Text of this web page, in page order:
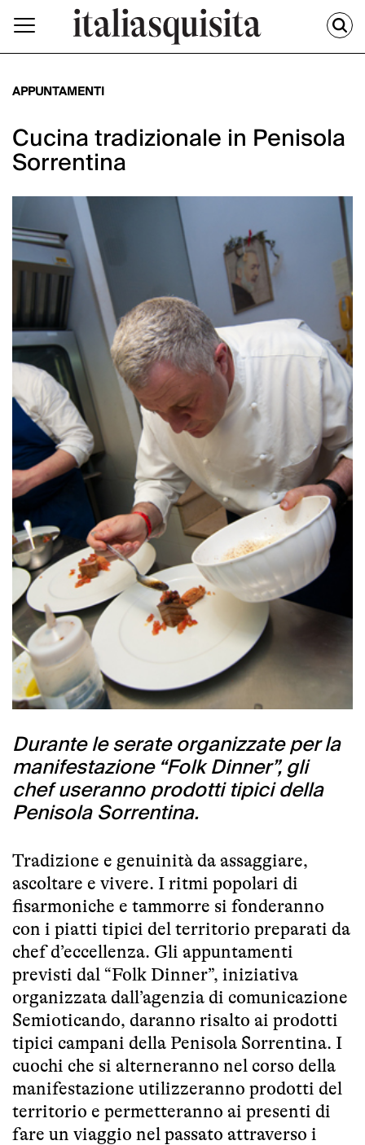
APPUNTAMENTI
Cucina tradizionale in Penisola
Sorrentina
Durante le serate organizzate per la
manifestazione “Folk Dinner”, gli
chef useranno prodotti tipici della
Penisola Sorrentina.
Tradizione e genuinità da assaggiare,
ascoltare e vivere. I ritmi popolari di
fisarmoniche e tammorre si fonderanno
con i piatti tipici del territorio preparati da
chef d’eccellenza. Gli appuntamenti
previsti dal “Folk Dinner”, iniziativa
organizzata dall’agenzia di comunicazione
Semioticando, daranno risalto ai prodotti
tipici campani della Penisola Sorrentina. I
cuochi che si alterneranno nel corso della
manifestazione utilizzeranno prodotti del
territorio e permetteranno ai presenti di
fare un viaggio nel passato attraverso i